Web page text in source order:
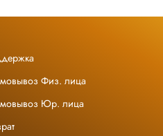
Физ. лица
Юр. лица